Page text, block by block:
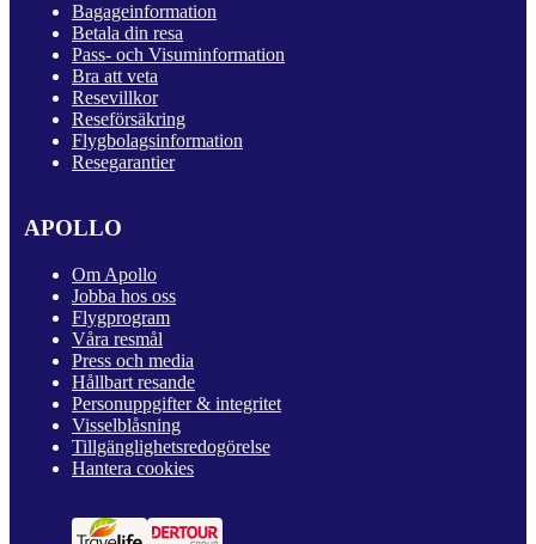
Bagageinformation
Betala din resa
Pass- och Visuminformation
Bra att veta
Resevillkor
Reseförsäkring
Flygbolagsinformation
Resegarantier
APOLLO
Om Apollo
Jobba hos oss
Flygprogram
Våra resmål
Press och media
Hållbart resande
Personuppgifter & integritet
Visselblåsning
Tillgänglighetsredogörelse
Hantera cookies